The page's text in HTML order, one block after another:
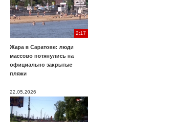
2:17
Жара в Саратове: люди
массово потянулись на
официально закрытые
пляжи
22.05.2026